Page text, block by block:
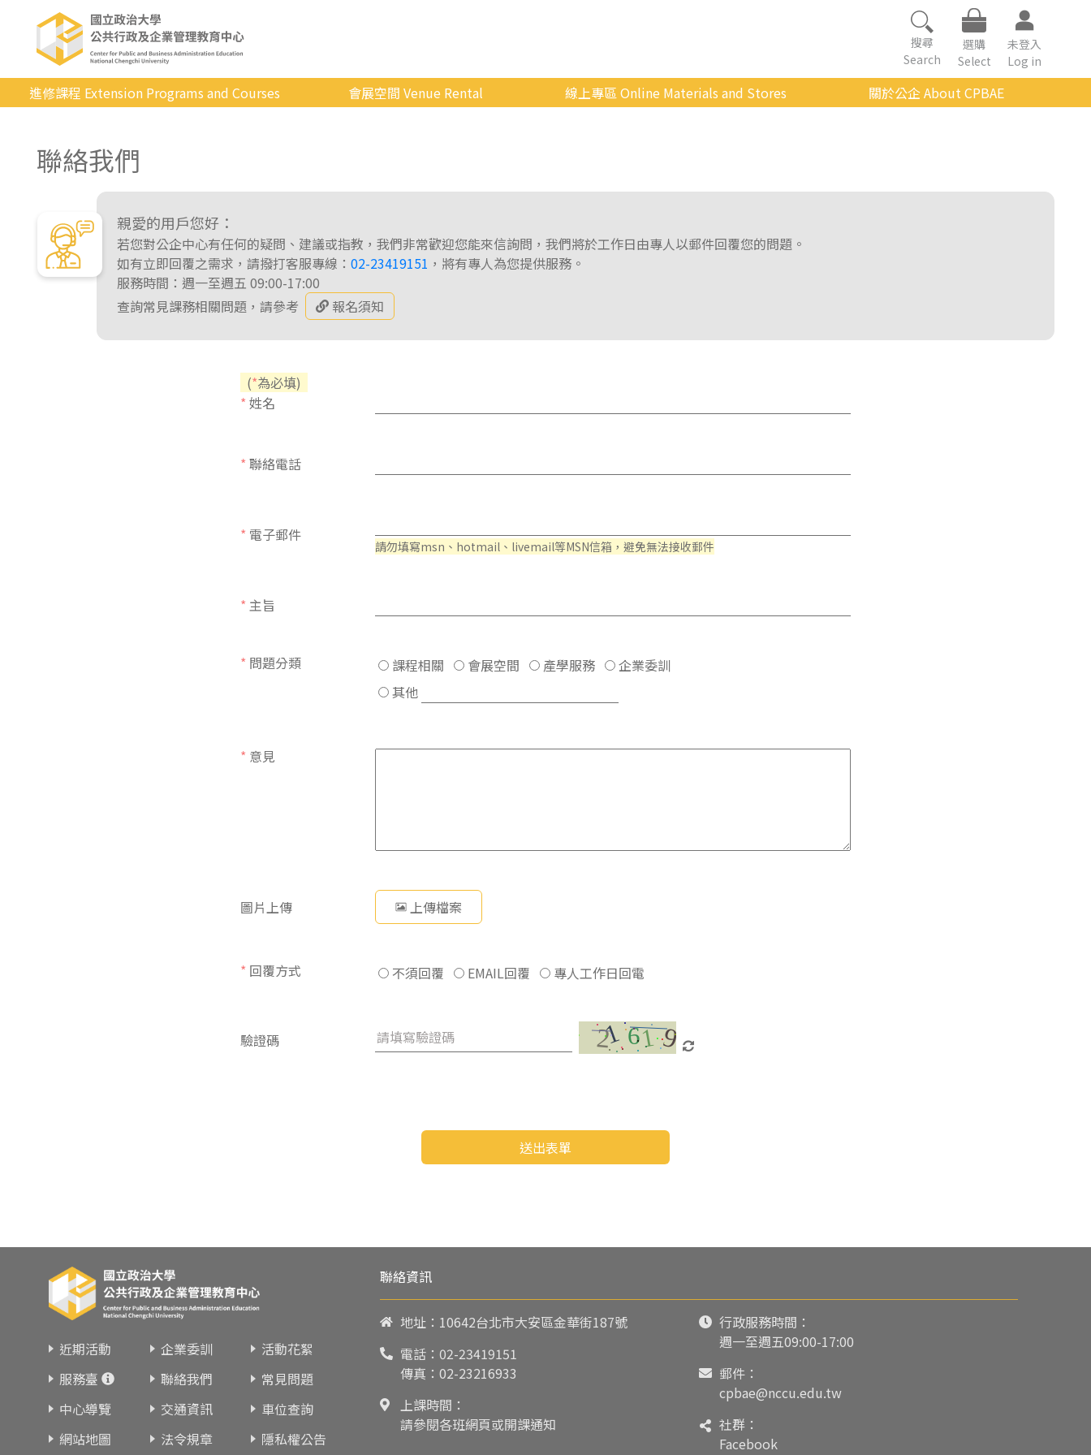
搜尋
Search
選購
Select
未登入
Log in
進修課程 Extension Programs and Courses
專業/學分
證照/考試
商管/永續
科技/生活
健康運動
英語
會展空間 Venue Rental
申請流程
會展快訊
線上專區 Online Materials and Stores
關於公企 About CPBAE
組織架構與人員職掌
聯絡我們
親愛的用戶您好：
若您對公企中心有任何的疑問、建議或指教，我們非常歡迎您能來信詢問，我們將於工作日由專人以郵件回覆您的問題。
如有立即回覆之需求，請撥打客服專線： 02-23419151 ，將有專人為您提供服務。
服務時間：週一至週五 09:00-17:00
查詢常見課務相關問題，請參考
報名須知
(*為必填)
* 姓名
* 聯絡電話
* 電子郵件
請勿填寫msn、hotmail、livemail等MSN信箱，避免無法接收郵件
* 主旨
* 問題分類 課程相關 會展空間 產學服務
企業委訓
其他
* 意見
圖片上傳 上傳檔案
* 回覆方式 不須回覆 EMAIL回覆 專人工作日回電
驗證碼
送出表單
近期活動 企業委訓
活動花絮
服務臺
聯絡我們
常見問題
中心導覽
交通資訊
車位查詢
網站地圖
法令規章 隱私權公告
聯絡資訊
地址：10642台北市大安區金華街187號
電話： 02-23419151
傳真：02-23216933
上課時間：
請參閱各班網頁或開課通知
行政服務時間：
週一至週五09:00-17:00
郵件：
cpbae@nccu.edu.tw
社群：
Facebook